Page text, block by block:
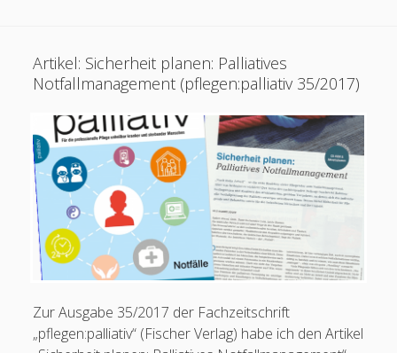
Schreib mir:
Ihr Name
Ihre E-Mail-Adresse
Artikel: Sicherheit planen: Palliatives
Notfallmanagement (pflegen:palliativ 35/2017)
Zur Ausgabe 35/2017 der Fachzeitschrift
„pflegen:palliativ“ (Fischer Verlag) habe ich den Artikel